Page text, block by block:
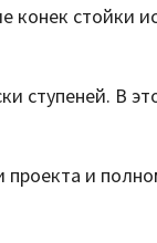
стойки
ступеней. В
и